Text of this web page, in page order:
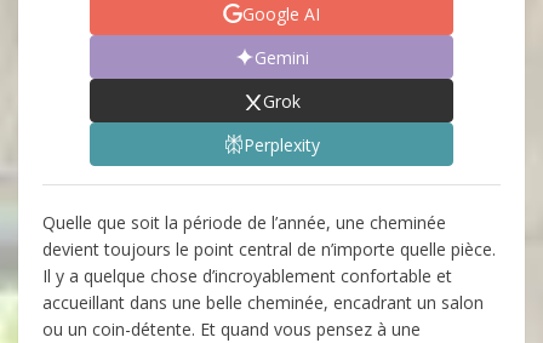
Google AI
Gemini
Grok
Perplexity
Quelle que soit la période de l’année, une cheminée
devient toujours le point central de n’importe quelle pièce.
Il y a quelque chose d’incroyablement confortable et
accueillant dans une belle cheminée, encadrant un salon
ou un coin-détente. Et quand vous pensez à une